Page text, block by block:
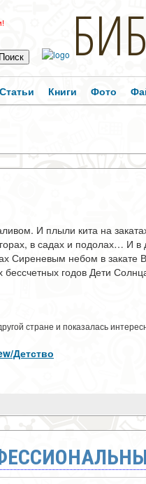
Статьи Книги Фото
И плыли кита на
в садах и подолах…
Сиреневым небом в
годов Дети
стране и показалась
Детство